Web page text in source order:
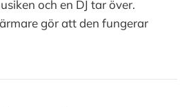
och en DJ tar över.
gör att den fungerar